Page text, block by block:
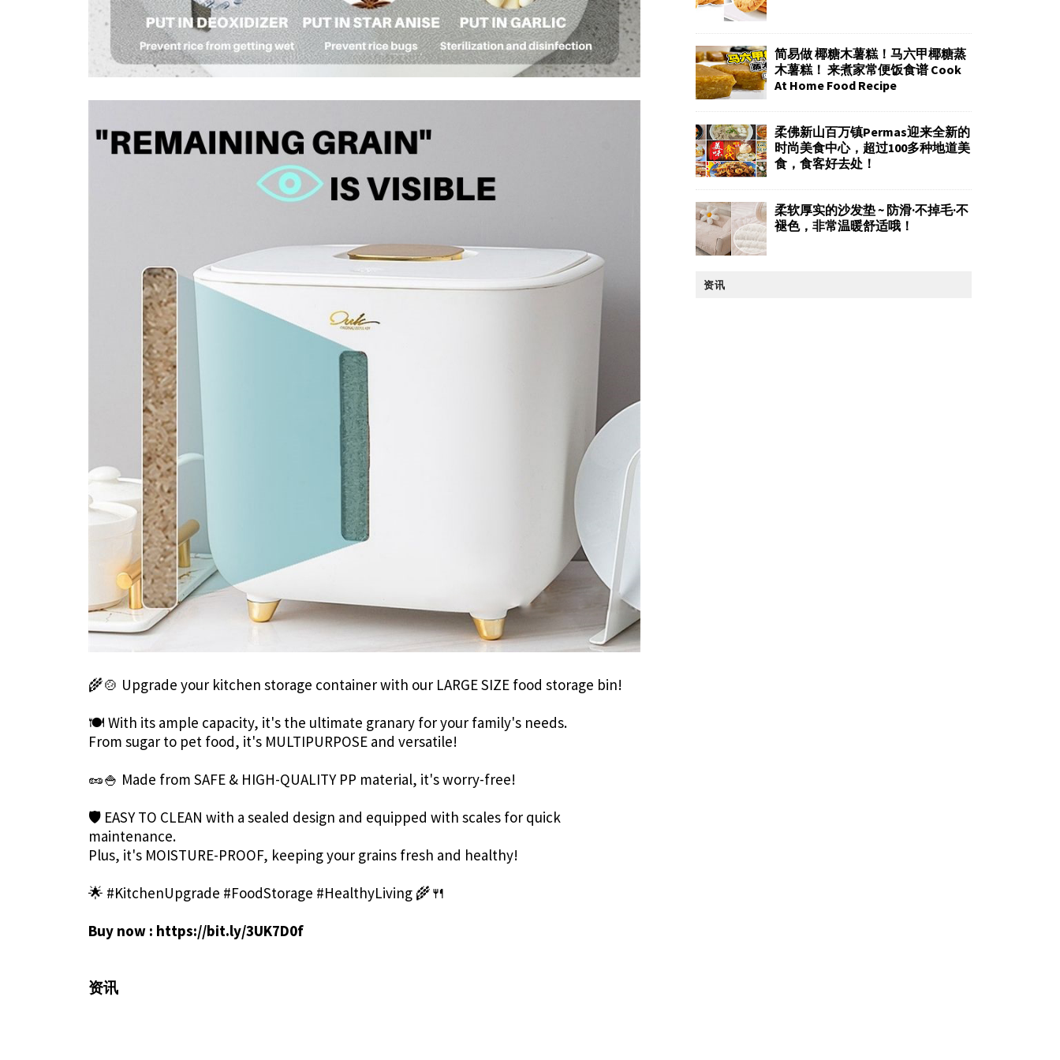
🌾🍲 Upgrade your kitchen storage container with our LARGE SIZE food storage bin!
🍽️ With its ample capacity, it's the ultimate granary for your family's needs.
From sugar to pet food, it's MULTIPURPOSE and versatile!
🥜🍚 Made from SAFE & HIGH-QUALITY PP material, it's worry-free!
🛡️ EASY TO CLEAN with a sealed design and equipped with scales for quick
maintenance.
Plus, it's MOISTURE-PROOF, keeping your grains fresh and healthy!
🌟 #KitchenUpgrade #FoodStorage #HealthyLiving 🌾🍴
Buy now : https://bit.ly/3UK7D0f
资讯
简易做 椰糖木薯糕！马六甲椰糖蒸
木薯糕！ 来煮家常便饭食谱 Cook
At Home Food Recipe
柔佛新山百万镇Permas迎来全新的
时尚美食中心，超过100多种地道美
食，食客好去处！
柔软厚实的沙发垫 ~ 防滑·不掉毛·不
褪色，非常温暖舒适哦！
资讯